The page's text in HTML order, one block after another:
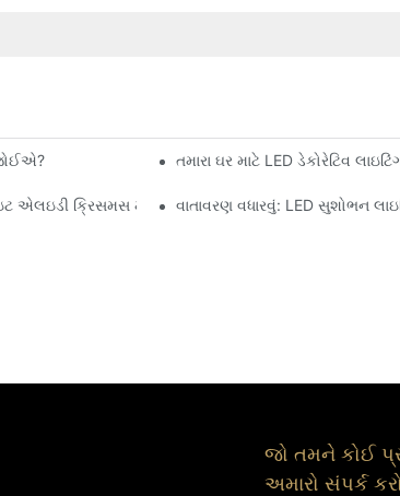
તમારા ઘર માટે LED ડેકોરેટિવ
એલઇડી ક્રિસમસ મોટિફ 2D+3D આઉટડોર CE SAA UKCA
વાતાવરણ વધારવું: LED સુશોભન
જો તમને કોઈ
અમારો સંપર્ક